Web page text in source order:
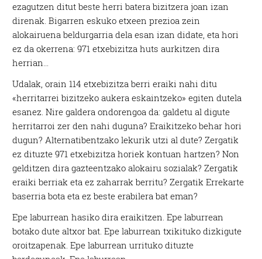
ezagutzen ditut beste herri batera bizitzera joan izan
direnak. Bigarren eskuko etxeen prezioa zein
alokairuena beldurgarria dela esan izan didate, eta hori
ez da okerrena: 971 etxebizitza huts aurkitzen dira
herrian…
Udalak, orain 114 etxebizitza berri eraiki nahi ditu
«herritarrei bizitzeko aukera eskaintzeko» egiten dutela
esanez. Nire galdera ondorengoa da: galdetu al digute
herritarroi zer den nahi duguna? Eraikitzeko behar hori
dugun? Alternatibentzako lekurik utzi al dute? Zergatik
ez dituzte 971 etxebizitza horiek kontuan hartzen? Non
gelditzen dira gazteentzako alokairu sozialak? Zergatik
eraiki berriak eta ez zaharrak berritu? Zergatik Errekarte
baserria bota eta ez beste erabilera bat eman?
Epe laburrean hasiko dira eraikitzen. Epe laburrean
botako dute altxor bat. Epe laburrean txikituko dizkigute
oroitzapenak. Epe laburrean urrituko dituzte